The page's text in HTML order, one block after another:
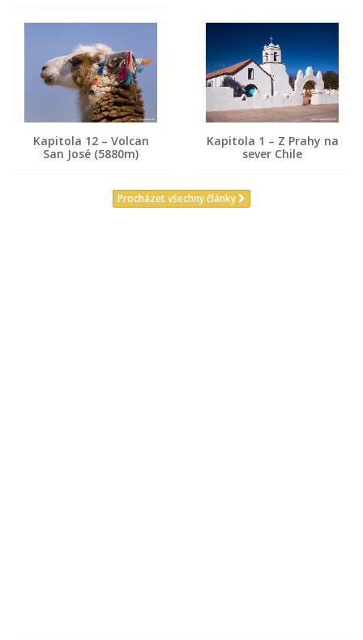
Kapitola 12 – Volcan
San José (5880m)
Kapitola 1 – Z Prahy na
sever Chile
Procházet všechny články